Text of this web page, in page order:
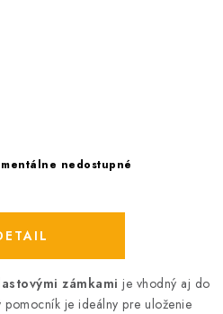
nedostupné
zámkamije vhodný aj do
pomocník je ideálny pre uloženie